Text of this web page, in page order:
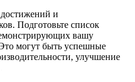
и
Подготовьте список
вашу
могут быть успешные
улучшение